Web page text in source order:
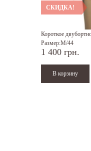
СКИДКА!
Короткое
Размер:M/44
1 400 грн.